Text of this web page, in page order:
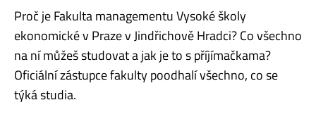
Proč je Fakulta managementu Vysoké školy
ekonomické v Praze v Jindřichově Hradci? Co všechno
na ní můžeš studovat a jak je to s příjímačkama?
Oficiální zástupce fakulty poodhalí všechno, co se
týká studia.